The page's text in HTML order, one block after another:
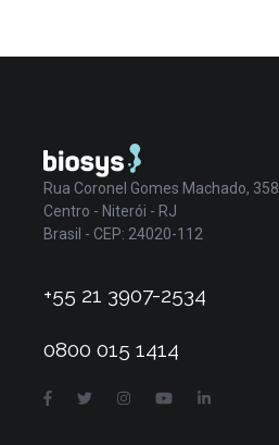
Rua Coronel Gomes Machado, 358
Centro - Niterói - RJ
Brasil - CEP: 24020-112
+55 21 3907-2534
0800 015 1414